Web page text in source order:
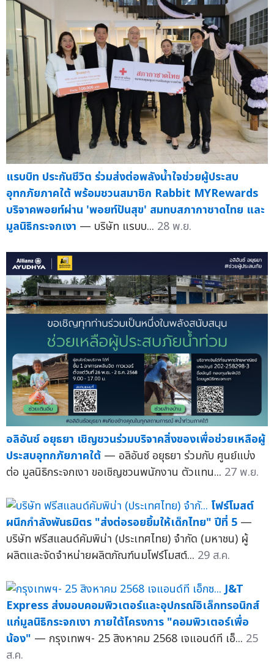
แรบบิท ประกันชีวิต ร่วมส่งต่อพลังน้ำใจช่วยผู้ประสบ
อุทกภัยภาคใต้ พร้อมชวนสมาชิก Rabbit MYRewards
บริจาคพอยท์ผ่าน 'พอยท์ปันสุข' สมทบสภากาชาดไทย และ
มูลนิธิกระจกเงา — บริษัท แรบบ... 28 พ.ย.
อลิอันซ์ อยุธยา เชิญชวนร่วมบริจาคสิ่งของเพื่อช่วยเหลือผู้
ประสบอุทกภัยภาคใต้ — อลิอันซ์ อยุธยา ร่วมกับ ศูนย์แบ่ง
ต่อ มูลนิธิกระจกเงา ขอเชิญชวนพนักงาน ตัวแทน... 27 พ.ย.
โฟร์โมสต์
ผนึกกำลังพันธมิตร "ส่งต่อรอยยิ้มให้เด็กไทย" ปีที่ 5 —
บริษัท ฟรีสแลนด์คัมพิน่า (ประเทศไทย) จำกัด (มหาชน) ผู้
ผลิตและจัดจำหน่ายผลิตภัณฑ์นมโฟร์โมสต์... 29 ส.ค.
J&T
Express ส่งมอบคอมพิวเตอร์และอุปกรณ์อิเล็กทรอนิกส์
แก่มูลนิธิกระจกเงา ภายใต้โครงการ "คอมพิวเตอร์เพื่อ
น้อง" — กรุงเทพฯ- 25 สิงหาคม 2568 เจแอนด์ที เอ็... 25
ส.ค.